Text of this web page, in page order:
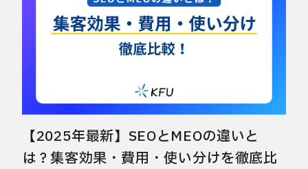
【2025年最新】SEOとMEOの違いと
は？集客効果・費用・使い分けを徹底比